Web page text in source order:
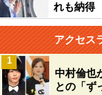
れも納得
アクセス
中村倫也
との「ず
1